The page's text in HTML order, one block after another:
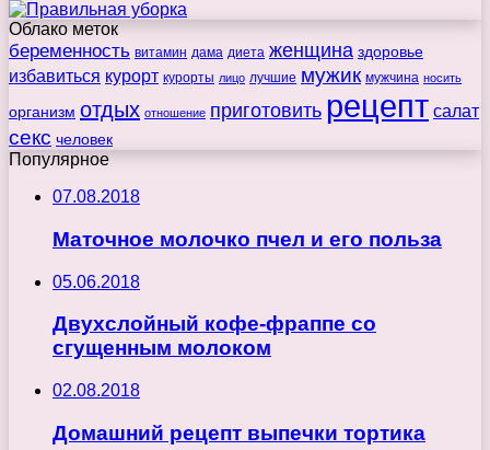
Облако меток
беременность витамин дама диета женщина здоровье
избавиться курорт курорты лицо лучшие мужик мужчина носить
организм отдых отношение приготовить рецепт салат
секс человек
Популярное
07.08.2018
Маточное молочко пчел и его польза
05.06.2018
Двухслойный кофе-фраппе со
сгущенным молоком
02.08.2018
Домашний рецепт выпечки тортика